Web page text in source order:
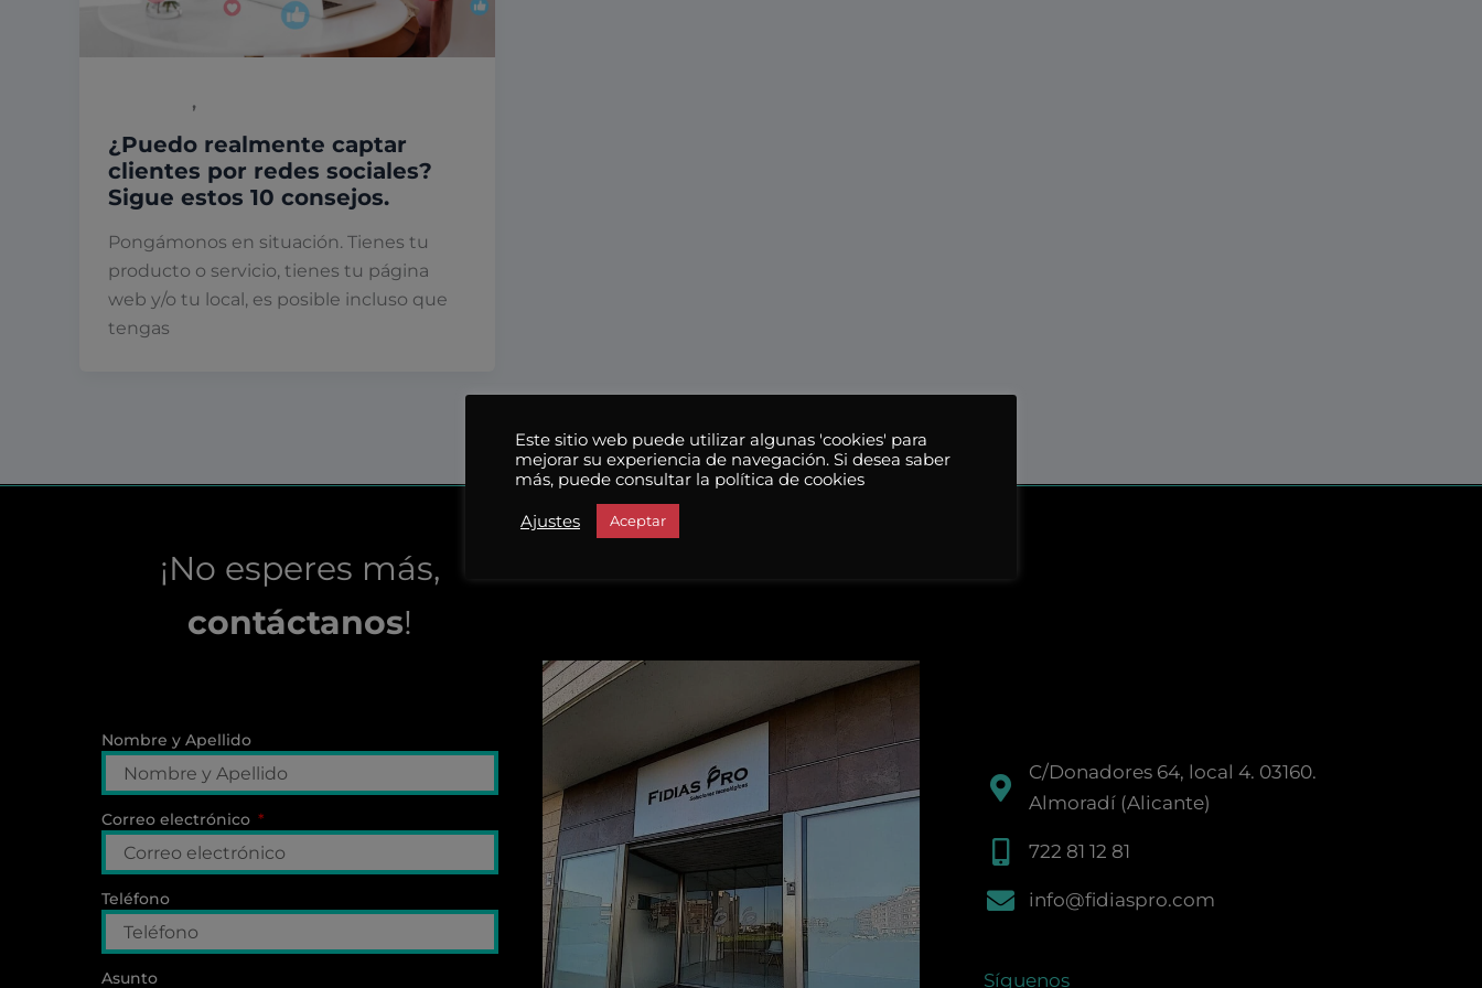
,
¿Puedo realmente captar
clientes por redes sociales?
Sigue estos 10 consejos.
Pongámonos en situación. Tienes tu
producto o servicio, tienes tu página
web y/o tu local, es posible incluso que
tengas
¡No esperes más,
contáctanos!
Nombre y Apellido
Correo electrónico
Teléfono
Asunto
C/Donadores 64, local 4. 03160.
Almoradí (Alicante)
722 81 12 81
info@fidiaspro.com
Síguenos
Este sitio web puede utilizar algunas 'cookies' para
mejorar su experiencia de navegación. Si desea saber
más, puede consultar la política de cookies
Ajustes Aceptar